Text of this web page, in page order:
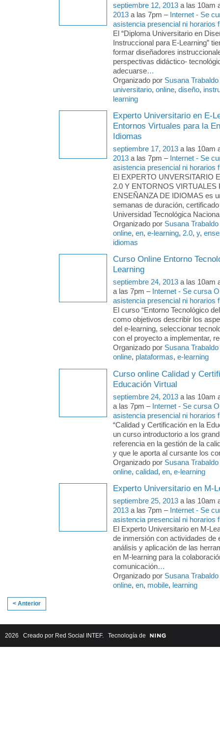
septiembre 12, 2013 a las 10am
2013 a las 7pm – Internet - Se
asistencia presencial ni horarios
El “Diploma Universitario en
Instruccional para E-Learning”
formar diseñadores
perspectivas didáctico-
adecuarse…
Organizado por Susana Trabaldo
universitario, online, diseño,
learning
Experto Universitario en E-
Entornos Virtuales para la
Idiomas
septiembre 17, 2013 a las 10am
2013 a las 7pm – Internet - Se
asistencia presencial ni horarios
El EXPERTO UNVERSITARIO
2.0 Y ENTORNOS VIRTUALES
ENSEÑANZA DE IDIOMAS es
semanas de duración,
Universidad Tecnológica
Organizado por Susana Trabaldo
online, en, e-learning, 2.0, y,
idiomas
Curso Online Entorno
Learning
septiembre 24, 2013 a las 10am
a las 7pm – Internet - Se cursa
asistencia presencial ni horarios
El curso “Entorno Tecnológico
como objetivos describir los
del e-learning, seleccionar
con el proyecto a implementar,
Organizado por Susana Trabaldo
online, plataformas, e-learning
Curso online Calidad y
Educación Virtual
septiembre 24, 2013 a las 10am
a las 7pm – Internet - Se cursa
asistencia presencial ni horarios
“Calidad y Certificación en la
un curso introductorio a los
referencia en la gestión de la
y que le aporta al cursante los
Organizado por Susana Trabaldo
online, calidad, en, e-learning
Experto Universitario en M-
septiembre 25, 2013 a las 10am
2013 a las 7pm – Internet - Se
asistencia presencial ni horarios
El Experto Universitario en M-
de inmersión con actividades de
análisis y aplicación de las
en M-learning para la
comunicación…
Organizado por Susana Trabaldo
online, en, mobile, learning
< Anterior
2026 Creado por Red Social INTEF. Tecnología de